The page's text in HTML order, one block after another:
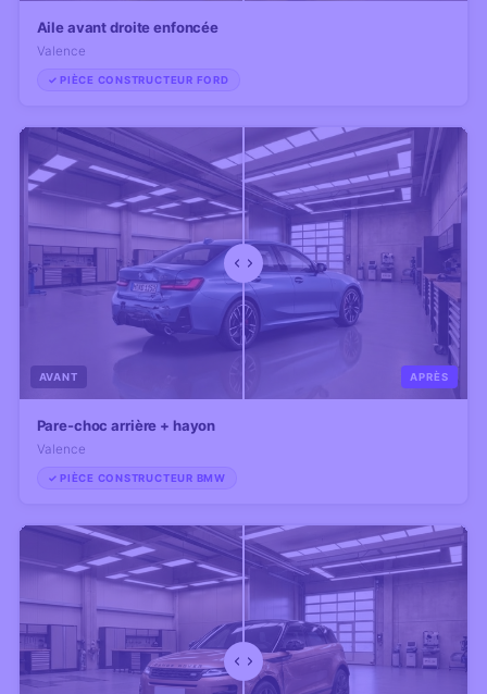
Aile avant droite enfoncée
Valence
✓ PIÈCE CONSTRUCTEUR FORD
AVANT APRÈS
Pare-choc arrière + hayon
Valence
✓ PIÈCE CONSTRUCTEUR BMW